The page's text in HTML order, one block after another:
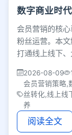
数字商业时
会员营销的核
粉丝运营。本
打通线上线下
2026-08-09
会员营销策略,
丝转化,线上线
养
阅读全文